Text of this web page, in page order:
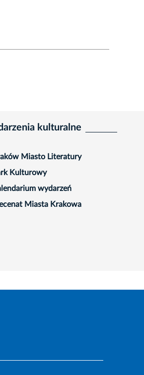
kulturalne
Miasto Literatury
Kulturowy
wydarzeń
Miasta Krakowa